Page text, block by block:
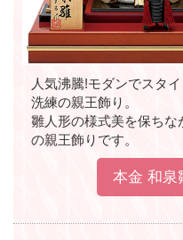
人気沸騰!モダンでスタ
洗練の親王飾り。
雛人形の様式美を保ち
の親王飾りです。
本金 和泉